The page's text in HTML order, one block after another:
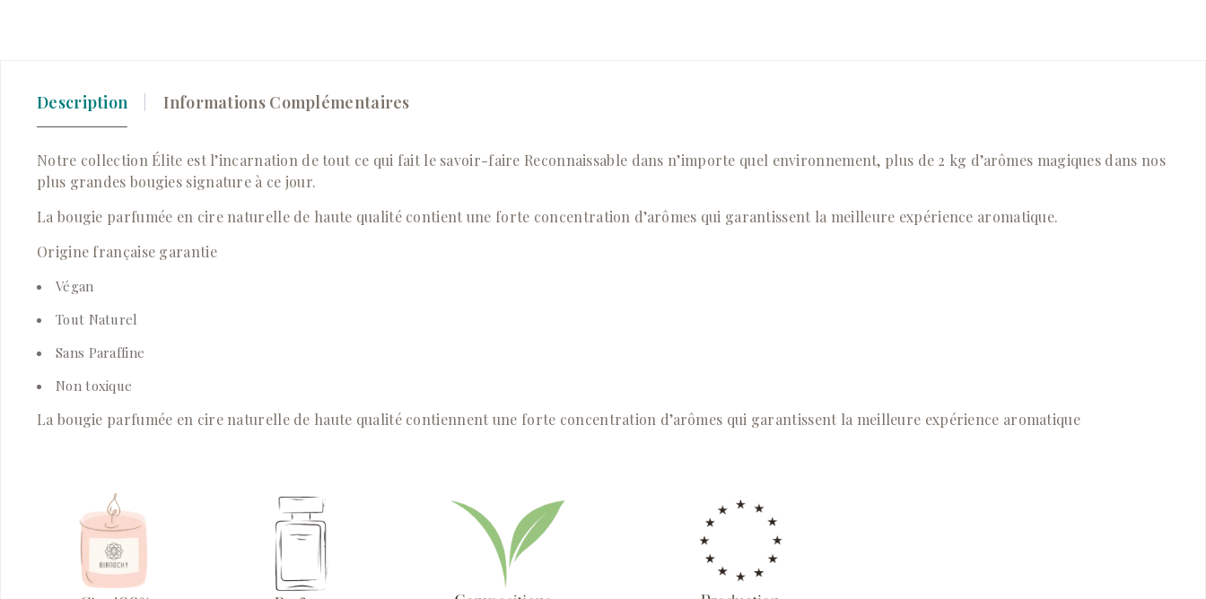
Description Informations Complémentaires
Notre collection Élite est l’incarnation de tout ce qui fait le savoir-faire Reconnaissable dans n’importe quel environnement, plus de 2 kg d’arômes magiques dans nos
plus grandes bougies signature à ce jour.
La bougie parfumée en cire naturelle de haute qualité contient une forte concentration d’arômes qui garantissent la meilleure expérience aromatique.
Origine française garantie
Végan
Tout Naturel
Sans Paraffine
Non toxique
La bougie parfumée en cire naturelle de haute qualité contiennent une forte concentration d’arômes qui garantissent la meilleure expérience aromatique